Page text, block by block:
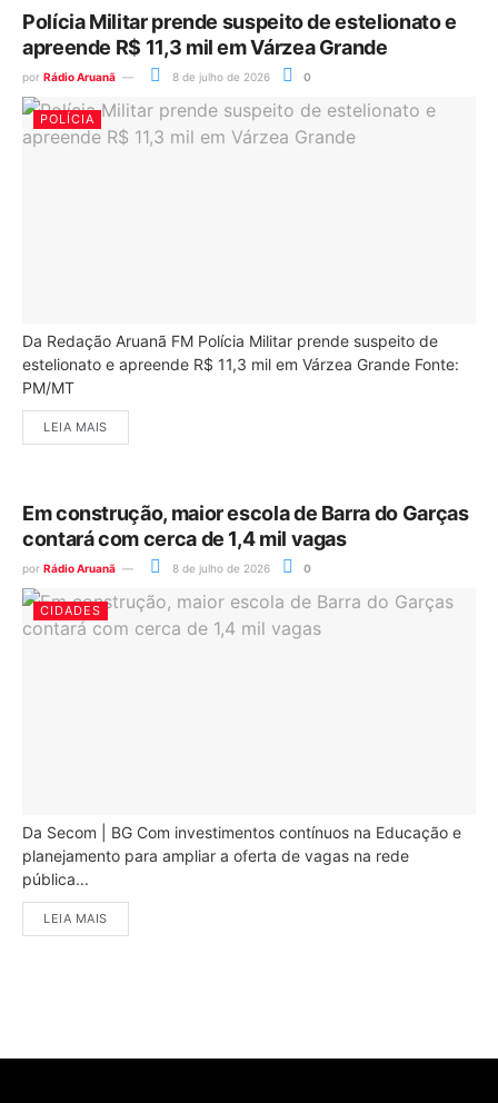
Polícia Militar prende suspeito de estelionato e
apreende R$ 11,3 mil em Várzea Grande
por Rádio Aruanã 8 de julho de 2026 0
POLÍCIA
Da Redação Aruanã FM Polícia Militar prende suspeito de
estelionato e apreende R$ 11,3 mil em Várzea Grande Fonte:
PM/MT
LEIA MAIS
Em construção, maior escola de Barra do Garças
contará com cerca de 1,4 mil vagas
por Rádio Aruanã 8 de julho de 2026 0
CIDADES
Da Secom | BG Com investimentos contínuos na Educação e
planejamento para ampliar a oferta de vagas na rede
pública...
LEIA MAIS